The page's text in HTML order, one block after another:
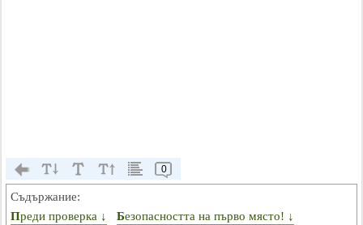
0
Съдържание:
Преди проверка ↓
Безопасността на първо място! ↓